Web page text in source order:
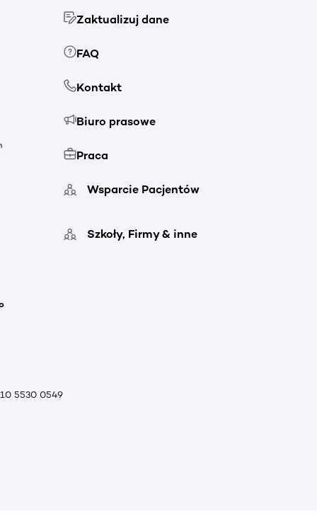
Zaktualizuj dane
FAQ
Kontakt
Biuro prasowe
Praca
Wsparcie Pacjentów
Szkoły, Firmy & inne
5530 0549